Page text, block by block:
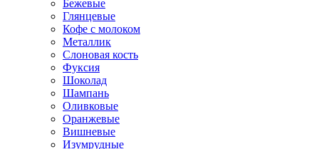
Бежевые
Глянцевые
Кофе с молоком
Металлик
Слоновая кость
Фуксия
Шоколад
Шампань
Оливковые
Оранжевые
Вишневые
Изумрудные